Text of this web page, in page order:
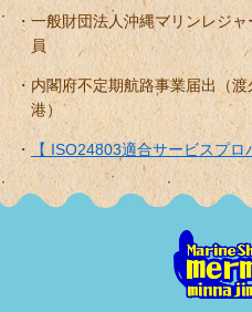
一般財団法人沖縄マリンレジ
員
内閣府不定期航路事業届出（
港）
【 ISO24803適合サービスプロ